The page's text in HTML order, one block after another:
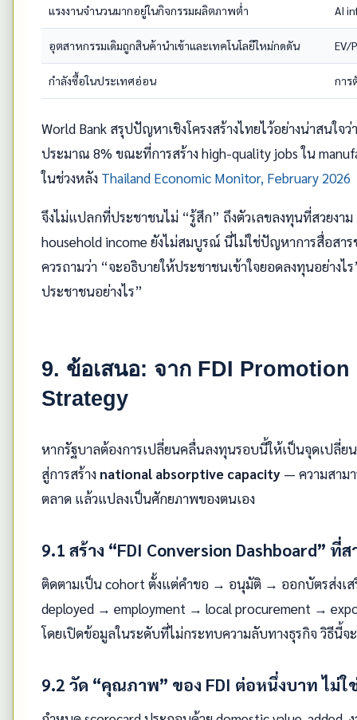
แรงงานจำนวนมากอยู่ในกิจกรรมผลิตภาพต่ำ AI
อุตสาหกรรมเดิมถูกสินค้านำเข้าและเทคโนโลยีใหม่กดดัน EV/
กำลังซื้อในประเทศอ่อน การ
World Bank สรุปปัญหาเชิงโครงสร้างไทยไว้อย่างน่าสนใจว่
ประมาณ 8% ขณะที่การสร้าง high-quality jobs ใน
ในช่วงหลัง Thailand Economic Monitor, February 2026
จึงไม่แปลกที่ประชาชนไม่ “รู้สึก” ถึงตัวเลขลงทุนที่สวยงาม
household income ยังไม่สมบูรณ์ นี่ไม่ใช่ปัญหาการสื่อสา
ควรถามว่า “จะอธิบายให้ประชาชนเข้าใจยอดลงทุนอย่าง
ประชาชนอย่างไร”
9. ข้อเสนอ: จาก FDI
Strategy
หากรัฐบาลต้องการเปลี่ยนคลื่นลงทุนรอบนี้ให้เป็นจุดเปลี่ย
สู่การสร้าง national absorptive capacity — ความสาม
ตลาด แล้วแปลงเป็นศักยภาพของตนเอง
9.1 สร้าง “FDI Conversion Dashboard” ที่
ติดตามเป็น cohort ตั้งแต่คำขอ → อนุมัติ → ออกบัตรส่งเ
deployed → employment → local procurement →
โดยเปิดข้อมูลในระดับที่ไม่กระทบความลับทางธุรกิจ วิธีนี้
9.2 วัด “คุณภาพ” ของ FDI ต่อหนึ่งบาท ไม่ใ